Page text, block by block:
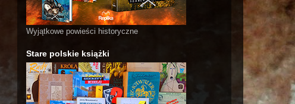
Wyjątkowe powieści historyczne
Stare polskie książki